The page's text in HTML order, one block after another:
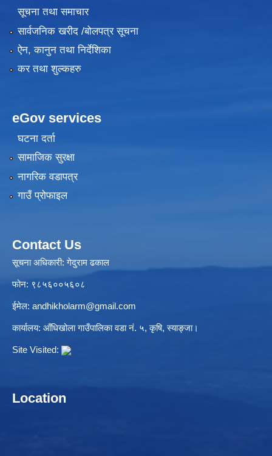
सूचना तथा समाचार
सार्वजनिक खरीद /बोलपत्र सूचना
ऐन, कानुन तथा निर्देशिका
कर तथा शुल्कहरु
eGov services
घटना दर्ता
सामाजिक सुरक्षा
नागरिक वडापत्र
गाउँ प्रोफाइल
Contact Us
सूचना अधिकारी: गेदुराम ढकाल
फोन: ९८५६००५६०८
ईमेल: andhikholarm@gmail.com
कार्यालय: आँधिखोला गाउँपालिका वडा नं. ५, कृषि, स्याङ्जा।
Site Visited:
Location